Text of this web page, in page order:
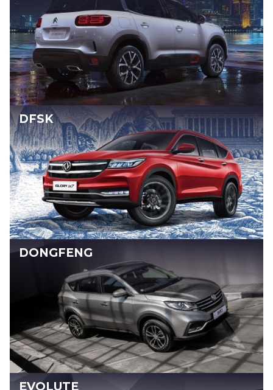
DFSK
DONGFENG
EVOLUTE